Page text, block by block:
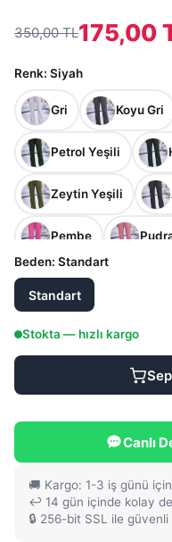
350,00 TL175,00
Renk: Siyah
Gri Koyu Gri
Petrol Yeşili
Zeytin Yeşili
Pembe
Açık Kahve
Beden: Standart
Standart
Stokta — hızlı kargo
Canlı
🚚 Kargo: 1-3 iş günü
↩️ 14 gün içinde kolay
🔒 256-bit SSL ile güvenli